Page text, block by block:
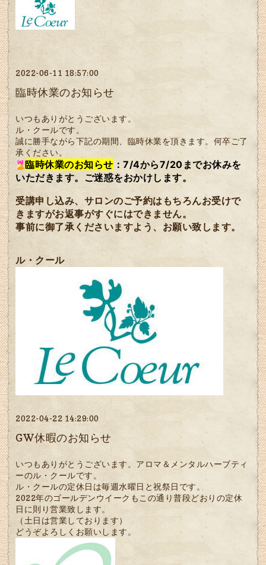
2022-06-11 18:57:00
臨時休業のお知らせ
いつもありがとうございます。
ル・クールです。
誠に勝手ながら下記の期間、臨時休業を頂きます。何卒ご了
承ください。
臨時休業のお知らせ ：7/4から7/20までお休みを
いただきます。ご迷惑をおかけします。
受講申し込み、サロンのご予約はもちろんお受けで
きますがお返事がすぐにはできません。
事前に御了承くださいますよう、お願い致します。
ル・クール
2022-04-22 14:29:00
GW休暇のお知らせ
いつもありがとうございます。アロマ＆メンタルハーブティ
ーのル・クールです。
ル・クールの定休日は毎週水曜日と祝祭日です。
2022年のゴールデンウイークもこの通り普段どおりの定休
日に則り営業致します。
（土日は営業しております）
どうぞよろしくお願いします。